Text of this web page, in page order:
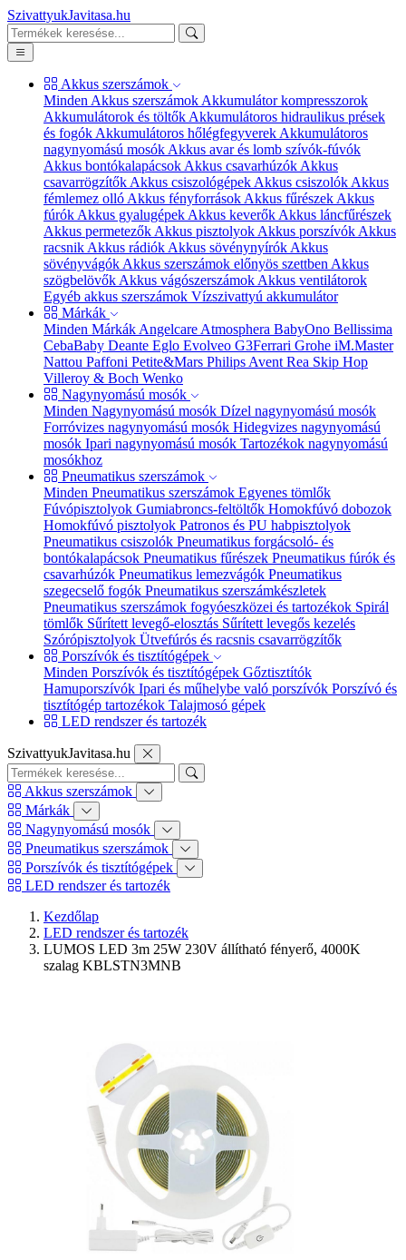
SzivattyukJavitasa.hu
Akkus szerszámok
Minden Akkus szerszámok Akkumulátor kompresszorok
Akkumulátorok és töltők Akkumulátoros hidraulikus prések
és fogók Akkumulátoros hőlégfegyverek Akkumulátoros
nagynyomású mosók Akkus avar és lomb szívók-fúvók
Akkus bontókalapácsok Akkus csavarhúzók Akkus
csavarrögzítők Akkus csiszológépek Akkus csiszolók Akkus
fémlemez olló Akkus fényforrások Akkus fűrészek Akkus
fúrók Akkus gyalugépek Akkus keverők Akkus láncfűrészek
Akkus permetezők Akkus pisztolyok Akkus porszívók Akkus
racsnik Akkus rádiók Akkus sövénynyírók Akkus
sövényvágók Akkus szerszámok előnyös szettben Akkus
szögbelövők Akkus vágószerszámok Akkus ventilátorok
Egyéb akkus szerszámok Vízszivattyú akkumulátor
Márkák
Minden Márkák Angelcare Atmosphera BabyOno Bellissima
CebaBaby Deante Eglo Evolveo G3Ferrari Grohe iM.Master
Nattou Paffoni Petite&Mars Philips Avent Rea Skip Hop
Villeroy & Boch Wenko
Nagynyomású mosók
Minden Nagynyomású mosók Dízel nagynyomású mosók
Forróvizes nagynyomású mosók Hidegvizes nagynyomású
mosók Ipari nagynyomású mosók Tartozékok nagynyomású
mosókhoz
Pneumatikus szerszámok
Minden Pneumatikus szerszámok Egyenes tömlők
Fúvópisztolyok Gumiabroncs-feltöltők Homokfúvó dobozok
Homokfúvó pisztolyok Patronos és PU habpisztolyok
Pneumatikus csiszolók Pneumatikus forgácsoló- és
bontókalapácsok Pneumatikus fűrészek Pneumatikus fúrók és
csavarhúzók Pneumatikus lemezvágók Pneumatikus
szegecselő fogók Pneumatikus szerszámkészletek
Pneumatikus szerszámok fogyóeszközei és tartozékok Spirál
tömlők Sűrített levegő-elosztás Sűrített levegős kezelés
Szórópisztolyok Ütvefúrós és racsnis csavarrögzítők
Porszívók és tisztítógépek
Minden Porszívók és tisztítógépek Gőztisztítók
Hamuporszívók Ipari és műhelybe való porszívók Porszívó és
tisztítógép tartozékok Talajmosó gépek
LED rendszer és tartozék
SzivattyukJavitasa.hu
Akkus szerszámok
Márkák
Nagynyomású mosók
Pneumatikus szerszámok
Porszívók és tisztítógépek
LED rendszer és tartozék
Kezdőlap
LED rendszer és tartozék
LUMOS LED 3m 25W 230V állítható fényerő, 4000K
szalag KBLSTN3MNB